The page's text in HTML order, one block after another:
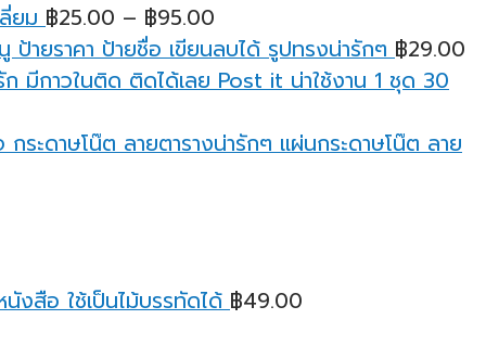
ยม ฿25.00 – ฿95.00
range:
฿25.00
฿95.00
ป้ายราคา ป้ายชื่อ เขียนลบได้ รูปทรงน่ารักๆ ฿29.00
มีกาวในติด ติดได้เลย Post it น่าใช้งาน 1 ชุด 30
กระดาษโน๊ต ลายตารางน่ารักๆ แผ่นกระดาษโน๊ต ลาย
งสือ ใช้เป็นไม้บรรทัดได้ ฿49.00